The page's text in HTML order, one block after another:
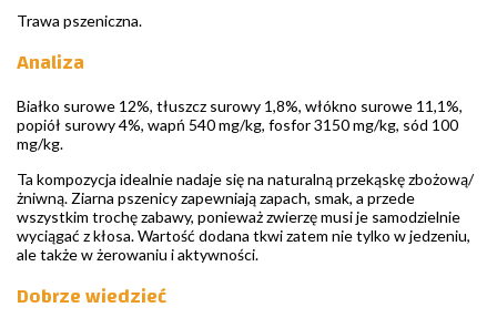
Trawa pszeniczna.
Analiza
Białko surowe 12%, tłuszcz surowy 1,8%, włókno surowe 11,1%,
popiół surowy 4%, wapń 540 mg/kg, fosfor 3150 mg/kg, sód 100
mg/kg.
Ta kompozycja idealnie nadaje się na naturalną przekąskę zbożową/
żniwną. Ziarna pszenicy zapewniają zapach, smak, a przede
wszystkim trochę zabawy, ponieważ zwierzę musi je samodzielnie
wyciągać z kłosa. Wartość dodana tkwi zatem nie tylko w jedzeniu,
ale także w żerowaniu i aktywności.
Dobrze wiedzieć